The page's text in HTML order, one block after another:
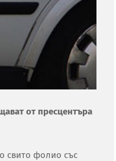
от пресцентъра
свито фолио със